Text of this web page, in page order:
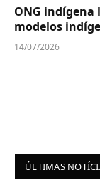
ONG indígena
modelos
14/07/2026
ÚLTIMAS